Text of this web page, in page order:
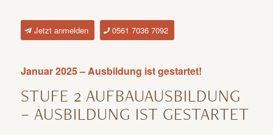
Jetzt anmelden 0561 7036 7092
Januar2025 – Ausbildung ist gestartet!
STUFE 2 AUFBAUAUSBILDUNG
– AUSBILDUNG IST GESTARTET